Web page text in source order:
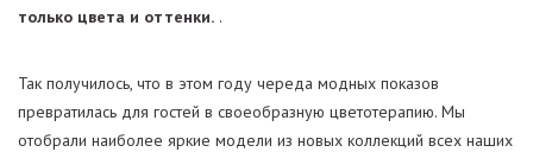
только цвета и оттенки. .
Так получилось, что в этом году череда модных показов
превратилась для гостей в своеобразную цветотерапию. Мы
отобрали наиболее яркие модели из новых коллекций всех наших